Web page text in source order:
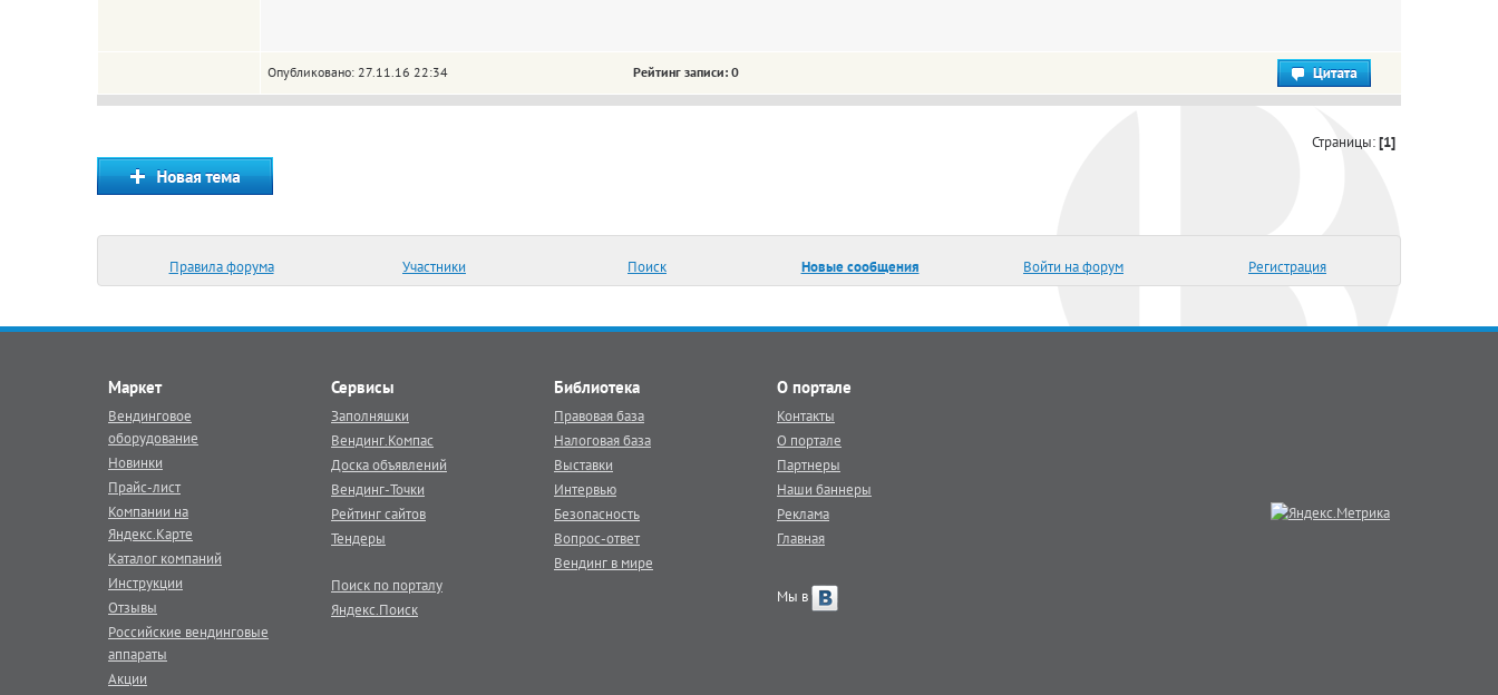
Опубликовано: 27.11.16 22:34 Рейтинг записи: 0
Страницы:[1]
Правила форума Участники Поиск Новые сообщения Войти на форум Регистрация
Маркет
Вендинговое
оборудование
Новинки
Прайс-лист
Компании на
Яндекс.Карте
Каталог компаний
Инструкции
Отзывы
Российские вендинговые
аппараты
Акции
Сервисы
Заполняшки
Вендинг.Компас
Доска объявлений
Вендинг-Точки
Рейтинг сайтов
Тендеры
Поиск по порталу
Яндекс.Поиск
Библиотека
Правовая база
Налоговая база
Выставки
Интервью
Безопасность
Вопрос-ответ
Вендинг в мире
О портале
Контакты
О портале
Партнеры
Наши баннеры
Реклама
Главная
Мы в